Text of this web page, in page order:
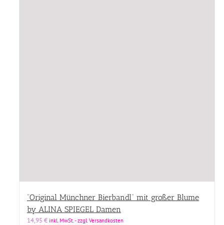
“Original Münchner Bierbandl” mit großer Blume
by ALINA SPIEGEL Damen
14,95 € inkl. MwSt. - zzgl. Versandkosten